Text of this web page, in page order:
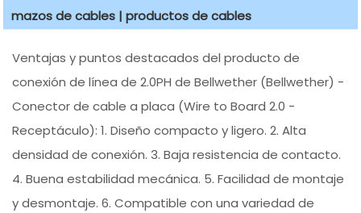
mazos de cables | productos de cables
Ventajas y puntos destacados del producto de
conexión de línea de 2.0PH de Bellwether (Bellwether) -
Conector de cable a placa (Wire to Board 2.0 -
Receptáculo): 1. Diseño compacto y ligero. 2. Alta
densidad de conexión. 3. Baja resistencia de contacto.
4. Buena estabilidad mecánica. 5. Facilidad de montaje
y desmontaje. 6. Compatible con una variedad de